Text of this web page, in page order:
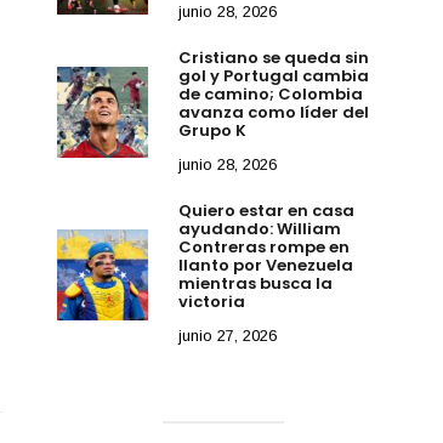
junio 28, 2026
Cristiano se queda sin
gol y Portugal cambia
de camino; Colombia
avanza como líder del
Grupo K
junio 28, 2026
Quiero estar en casa
ayudando: William
Contreras rompe en
llanto por Venezuela
mientras busca la
victoria
junio 27, 2026